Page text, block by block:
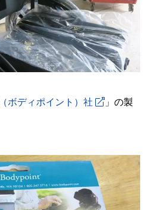
ボディポイント）社 」の製